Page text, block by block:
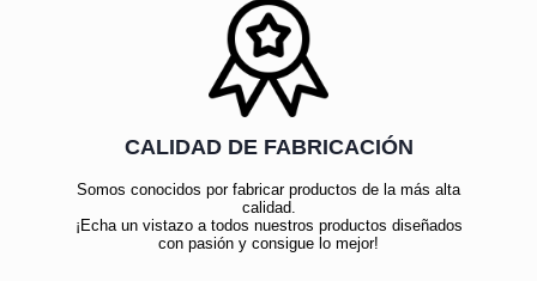
CALIDAD DE FABRICACIÓN
Somos conocidos por fabricar productos de la más alta
calidad.
¡Echa un vistazo a todos nuestros productos diseñados
con pasión y consigue lo mejor!